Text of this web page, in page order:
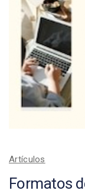
Artículos
Formatos